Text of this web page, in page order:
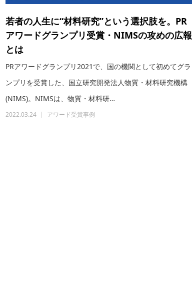
若者の人生に“材料研究”という選択肢を。PR
アワードグランプリ受賞・NIMSの攻めの広報
とは
PRアワードグランプリ2021で、国の機関として初めてグラ
ンプリを受賞した、国立研究開発法人物質・材料研究機構
(NIMS)。NIMSは、物質・材料研…
2022.03.24 アワード受賞事例